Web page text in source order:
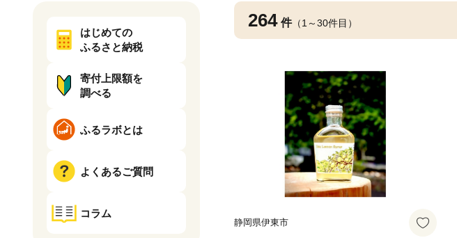
264 件（1～30件目）
静岡県伊東市
はじめての
ふるさと納税
寄付上限額を
調べる
ふるラボとは
よくあるご質問
コラム